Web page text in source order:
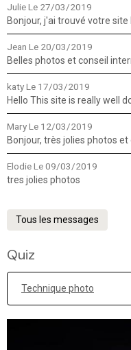
JulieLe 27/03/2019
Bonjour, j'ai trouvé votre
Jean Le 20/03/2019
Belles photos et conseil
katyLe 17/03/2019
Hello This site is really well
MaryLe 12/03/2019
Bonjour, très jolies photos
ElodieLe 09/03/2019
tres jolies photos
Tous les messages
Quiz
Technique photo